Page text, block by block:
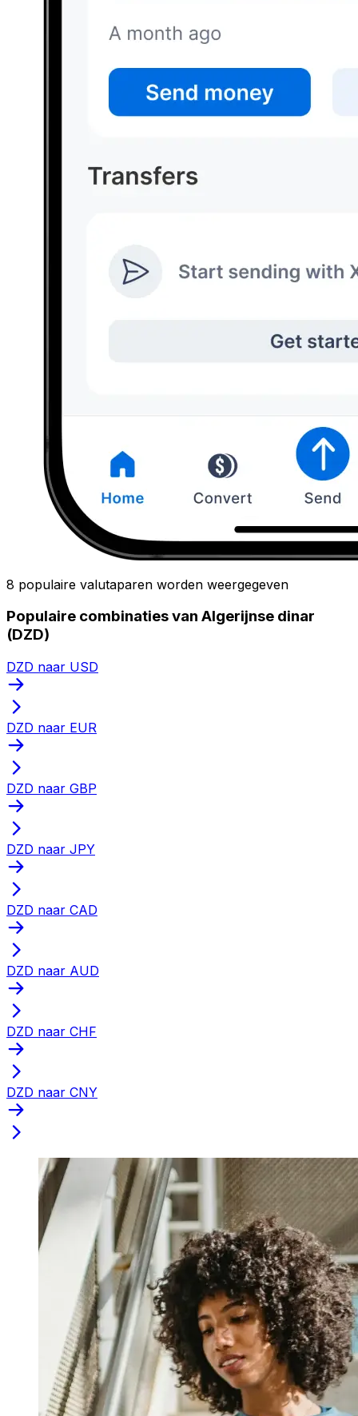
8 populaire valutaparen worden weergegeven
Populaire combinaties van Algerijnse dinar
(DZD)
DZD naar USD
DZD naar EUR
DZD naar GBP
DZD naar JPY
DZD naar CAD
DZD naar AUD
DZD naar CHF
DZD naar CNY